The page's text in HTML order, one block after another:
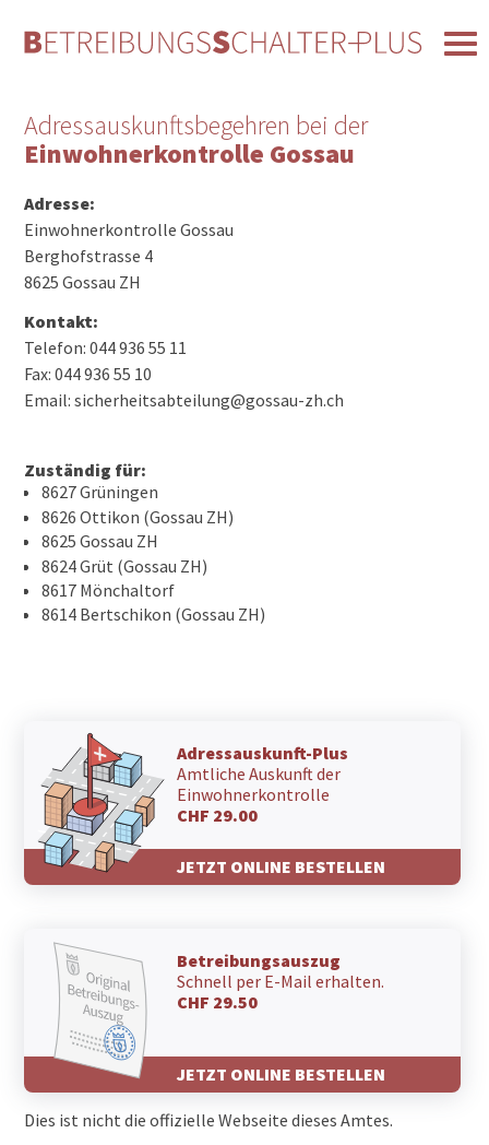
Adressauskunftsbegehren bei der
Einwohnerkontrolle Gossau
Adresse:
Einwohnerkontrolle Gossau
Berghofstrasse 4
8625 Gossau ZH
Kontakt:
Telefon: 044 936 55 11
Fax: 044 936 55 10
Email: sicherheitsabteilung@gossau-zh.ch
Zuständig für:
8627 Grüningen
8626 Ottikon (Gossau ZH)
8625 Gossau ZH
8624 Grüt (Gossau ZH)
8617 Mönchaltorf
8614 Bertschikon (Gossau ZH)
Adressauskunft-Plus
Amtliche Auskunft der
Einwohnerkontrolle
CHF 29.00
JETZT ONLINE BESTELLEN
Betreibungsauszug
Schnell per E-Mail erhalten.
CHF 29.50
JETZT ONLINE BESTELLEN
Dies ist nicht die offizielle Webseite dieses Amtes.